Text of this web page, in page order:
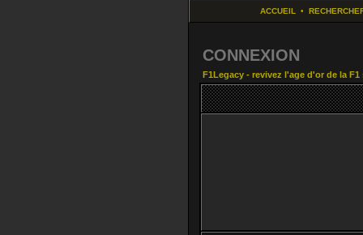
ACCUEIL •
CONNEXION
F1Legacy - revivez l'age d'or de la